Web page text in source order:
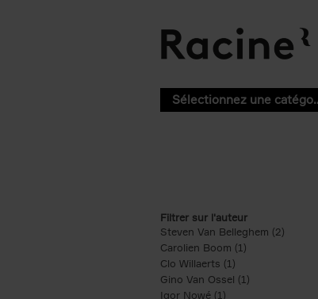
Filtrer sur l'auteur
Steven Van Belleghem (2)
Carolien Boom (1)
Clo Willaerts (1)
Gino Van Ossel (1)
Igor Nowé (1)